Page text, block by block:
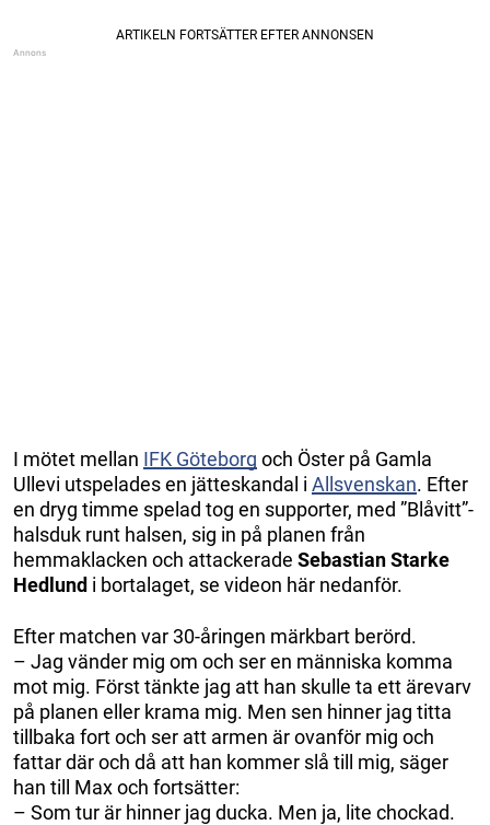
I mötet mellan IFK Göteborg och Öster på Gamla
Ullevi utspelades en jätteskandal i Allsvenskan. Efter
en dryg timme spelad tog en supporter, med ”Blåvitt”-
halsduk runt halsen, sig in på planen från
hemmaklacken och attackerade Sebastian Starke
Hedlund i bortalaget, se videon här nedanför.
Efter matchen var 30-åringen märkbart berörd.
– Jag vänder mig om och ser en människa komma
mot mig. Först tänkte jag att han skulle ta ett ärevarv
på planen eller krama mig. Men sen hinner jag titta
tillbaka fort och ser att armen är ovanför mig och
fattar där och då att han kommer slå till mig, säger
han till Max och fortsätter:
– Som tur är hinner jag ducka. Men ja, lite chockad.